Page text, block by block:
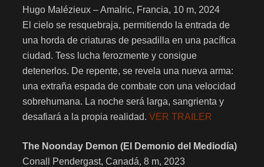
Hugo Malézieux – Amalric, Francia, 10 m, 2024
El cielo se resquebraja, permitiendo la entrada de
una horda de criaturas de pesadilla en una pacífica
ciudad. Tess lucha ferozmente y consigue
detenerlos. De repente, se revela una nueva arma:
una extraña espada de combate con una velocidad
sobrehumana. La noche será larga, sangrienta y
desafiará a la propia realidad. VER TRAILER
The Noonday Demon (El Demonio del Mediodía)
Conall Pendergast, Canadá, 8 m, 2023